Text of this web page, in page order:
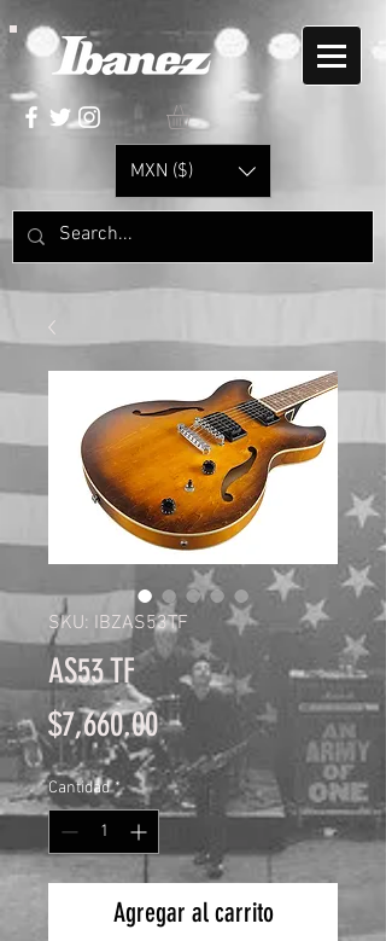
MXN ($)
SKU: IBZAS53TF
AS53 TF
$7,660.00Precio
Cantidad *
Agregar al carrito